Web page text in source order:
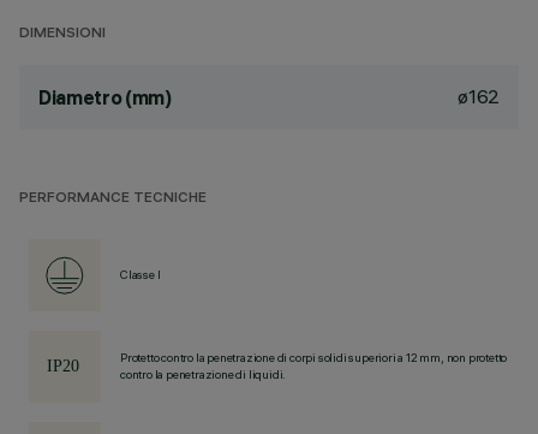
DIMENSIONI
Diametro (mm) ø162
PERFORMANCE TECNICHE
Classe I
Protetto contro la penetrazione di corpi solidi superiori a 12 mm, non protetto
contro la penetrazione di liquidi.